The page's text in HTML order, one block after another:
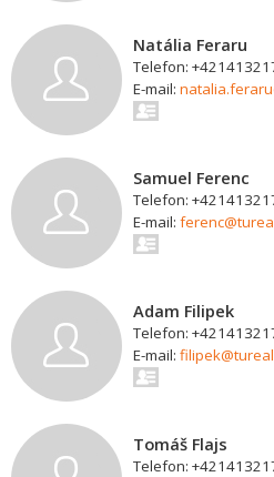
Natália Feraru
Telefon:
E-mail:
Samuel Ferenc
Telefon:
E-mail:
Adam Filipek
Telefon:
E-mail:
Tomáš Flajs
Telefon: